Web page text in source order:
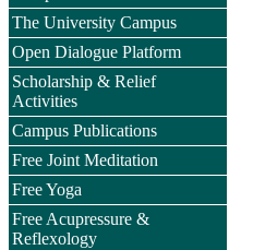
The University Campus
Open Dialogue Platform
Scholarship & Relief
Activities
Campus Publications
Free Joint Meditation
Free Yoga
Free Acupressure &
Reflexology